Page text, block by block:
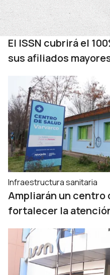
CUIDAR+65
El ISSN cubrirá el
sus afiliados
Infraestructura sanitaria
Ampliarán un centro
fortalecer la